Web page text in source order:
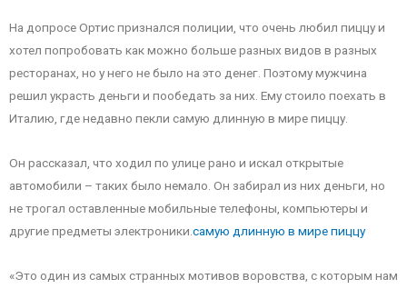
На допросе Ортис признался полиции, что очень любил пиццу и
хотел попробовать как можно больше разных видов в разных
ресторанах, но у него не было на это денег. Поэтому мужчина
решил украсть деньги и пообедать за них. Ему стоило поехать в
Италию, где недавно пекли самую длинную в мире пиццу.
Он рассказал, что ходил по улице рано и искал открытые
автомобили – таких было немало. Он забирал из них деньги, но
не трогал оставленные мобильные телефоны, компьютеры и
другие предметы электроники. самую длинную в мире пиццу
«Это один из самых странных мотивов воровства, с которым нам